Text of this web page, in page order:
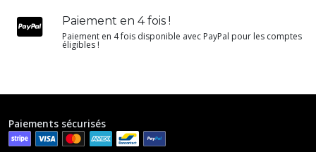
Paiement en 4 fois !
Paiement en 4 fois disponible avec PayPal pour les comptes
éligibles !
Paiements sécurisés